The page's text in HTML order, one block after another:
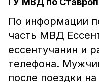
По информации
часть МВД
ессентучанин и
телефона.
после поездки